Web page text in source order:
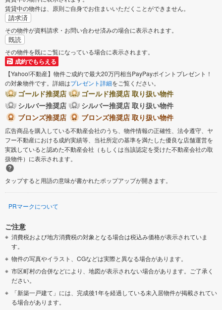
賃貸中の物件は、原則ご自身でお住まいいただくことができません。
請求済
その物件が資料請求・お問い合わせ済みの場合に表示されます。
既読
その物件を既にご覧になっている場合に表示されます。
成約でもらえる
【Yahoo!不動産】物件ご成約で最大20万円相当PayPayポイントプレゼント！
の対象物件です。詳細はプレゼント詳細をご覧ください。
ゴールド推奨店
ゴールド推奨店 取り扱い物件
シルバー推奨店
シルバー推奨店 取り扱い物件
ブロンズ推奨店
ブロンズ推奨店 取り扱い物件
広告商品を購入している不動産会社のうち、物件情報の正確性、法令遵守、ヤ
フー不動産における成約実績等、当社所定の基準を満たした優良な店舗運営を
実践していると認めた不動産会社（もしくは当該認定を受けた不動産会社の取
扱物件）に表示されます。
タップすると用語の意味が書かれたポップアップが開きます。
PRマークについて
ご注意
消費税および地方消費税の対象となる場合は税込み価格が表示されていま
す。
物件の写真やイラスト、CGなどは実際と異なる場合があります。
市区町村の合併などにより、地図が表示されない場合があります。ご了承く
ださい。
「新築一戸建て」には、完成後1年を経過している未入居物件が掲載されてい
る場合があります。